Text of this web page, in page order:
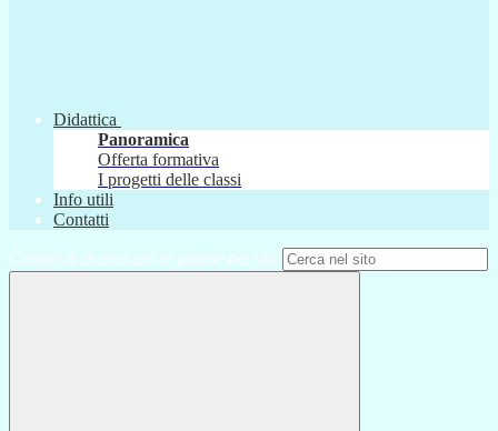
Didattica
Panoramica
Offerta formativa
I progetti delle classi
Info utili
Contatti
Campo di ricerca per le pagine del sito